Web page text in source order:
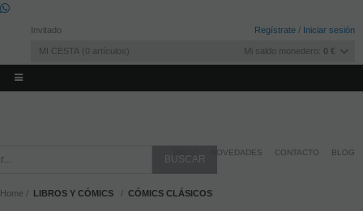
Invitado Regístrate / Iniciar sesión
MI CESTA 0 artículos Mi saldo monedero: 0 €
NOVEDADES CONTACTO BLOG
Home LIBROS Y CÓMICS CÓMICS CLÁSICOS